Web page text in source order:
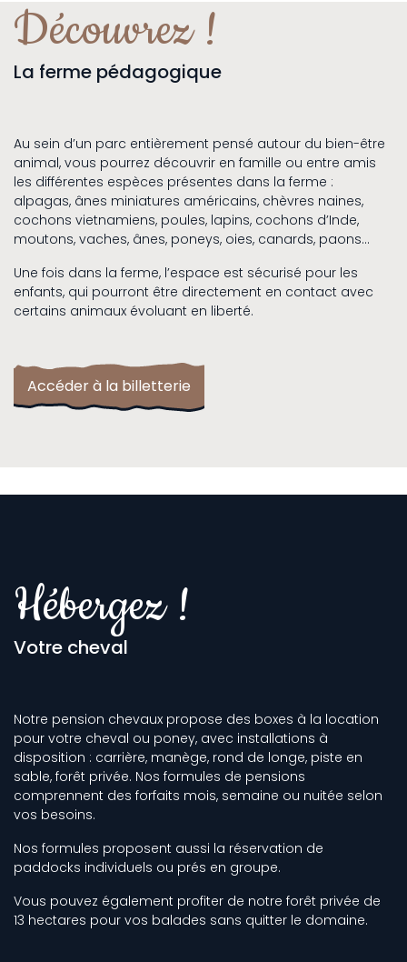
Découvrez !
La ferme pédagogique
Au sein d’un parc entièrement pensé autour du bien-être
animal, vous pourrez découvrir en famille ou entre amis
les différentes espèces présentes dans la ferme :
alpagas, ânes miniatures américains, chèvres naines,
cochons vietnamiens, poules, lapins, cochons d’Inde,
moutons, vaches, ânes, poneys, oies, canards, paons…
Une fois dans la ferme, l’espace est sécurisé pour les
enfants, qui pourront être directement en contact avec
certains animaux évoluant en liberté.
Accéder à la billetterie
Hébergez !
Votre cheval
Notre pension chevaux propose des boxes à la location
pour votre cheval ou poney, avec installations à
disposition : carrière, manège, rond de longe, piste en
sable, forêt privée. Nos formules de pensions
comprennent des forfaits mois, semaine ou nuitée selon
vos besoins.
Nos formules proposent aussi la réservation de
paddocks individuels ou prés en groupe.
Vous pouvez également profiter de notre forêt privée de
13 hectares pour vos balades sans quitter le domaine.